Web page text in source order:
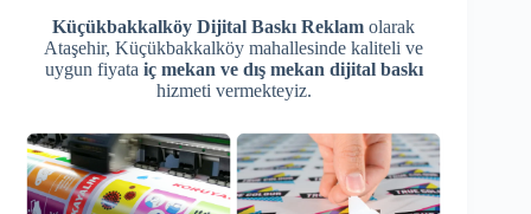
Küçükbakkalköy Dijital Baskı Reklam olarak
Ataşehir, Küçükbakkalköy mahallesinde kaliteli ve
uygun fiyata iç mekan ve dış mekan dijital baskı
hizmeti vermekteyiz.